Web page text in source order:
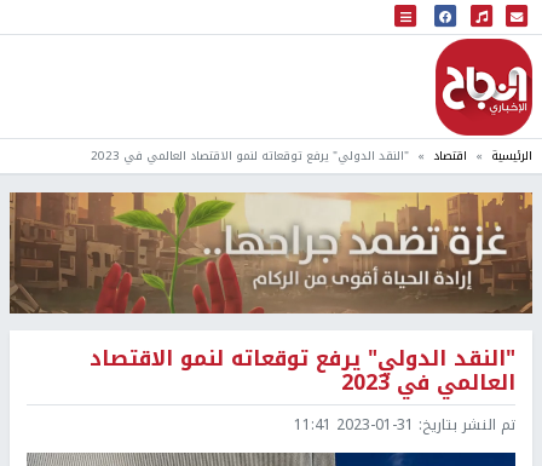
البث المباشر
إذاعة النجاح
الرئيسية اقتصاد "النقد الدولي" يرفع توقعاته لنمو الاقتصاد العالمي في 2023
"النقد الدولي" يرفع توقعاته لنمو الاقتصاد
العالمي في 2023
تم النشر بتاريخ: 2023-01-31 11:41